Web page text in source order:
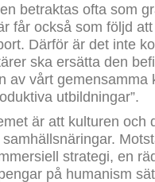
betraktas ofta som
får också som följd
Därför är det inte
ska ersätta den
av vårt gemensamma
utbildningar”.
är att kulturen och
strategi, en
på humanism